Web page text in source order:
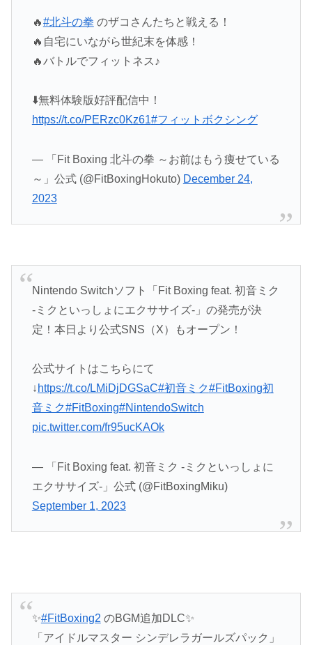
🔥#北斗の拳 のザコさんたちと戦える！
🔥自宅にいながら世紀末を体感！
🔥バトルでフィットネス♪
⬇️無料体験版好評配信中！
https://t.co/PERzc0Kz61#フィットボクシング
— 「Fit Boxing 北斗の拳 ～お前はもう痩せている
～」公式 (@FitBoxingHokuto) December 24,
2023
Nintendo Switchソフト「Fit Boxing feat. 初音ミク
-ミクといっしょにエクササイズ-」の発売が決
定！本日より公式SNS（X）もオープン！
公式サイトはこちらにて
↓ https://t.co/LMiDjDGSaC#初音ミク#FitBoxing初
音ミク#FitBoxing#NintendoSwitch
pic.twitter.com/fr95ucKAOk
— 「Fit Boxing feat. 初音ミク -ミクといっしょに
エクササイズ-」公式 (@FitBoxingMiku)
September 1, 2023
✨#FitBoxing2 のBGM追加DLC✨
「アイドルマスター シンデレラガールズパック」